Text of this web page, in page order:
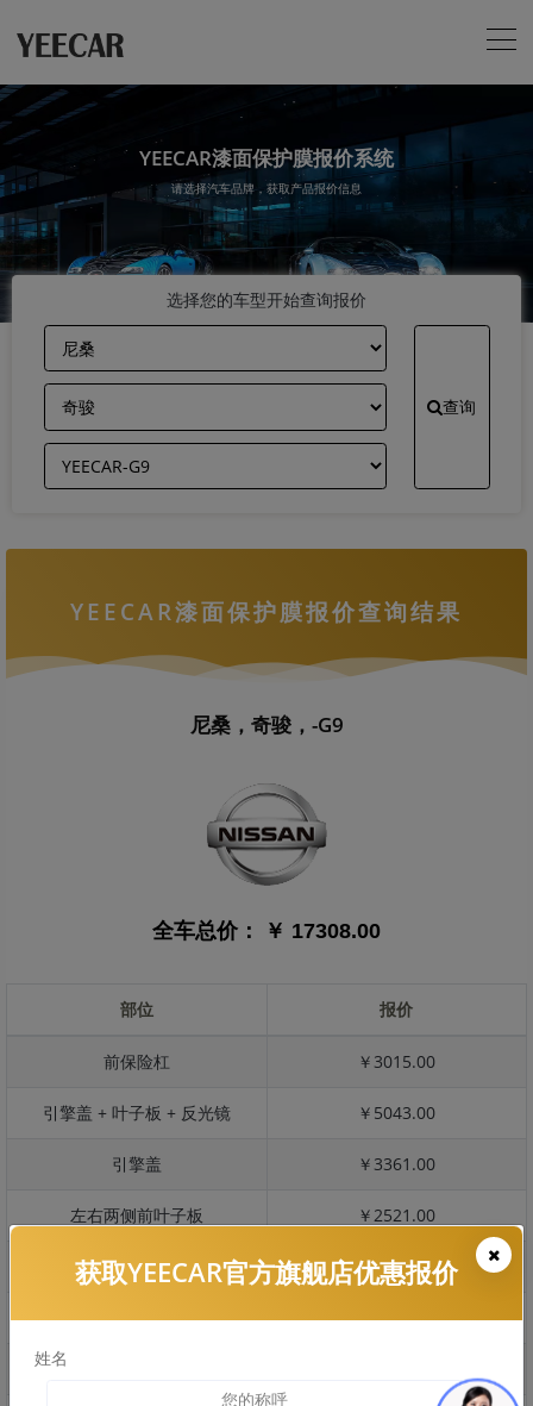
YEECAR漆面保护膜报价系统
请选择汽车品牌，获取产品报价信息
选择您的车型开始查询报价
查询
YEECAR漆面保护膜报价查询结果
尼桑，奇骏，-G9
全车总价： ￥ 17308.00
部位 报价
前保险杠 ￥3015.00
引擎盖 + 叶子板 + 反光镜 ￥5043.00
引擎盖 ￥3361.00
左右两侧前叶子板 ￥2521.00
反光镜 ￥504.00
后保险杠 ￥2354.00
获取YEECAR官方旗舰店优惠报价
姓名